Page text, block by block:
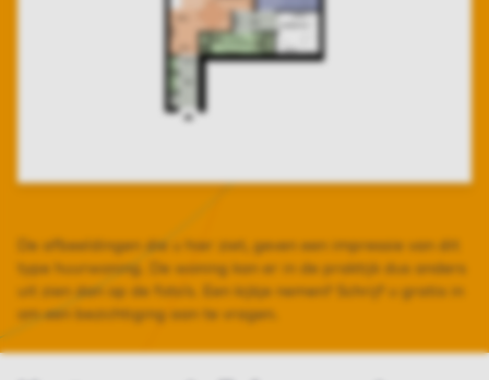
De afbeeldingen die u hier ziet, geven een impressie van dit
type huurwoning. De woning kan er in de praktijk dus anders
uit zien dan op de foto’s. Een kijkje nemen? Schrijf u gratis in
om een bezichtiging aan te vragen.